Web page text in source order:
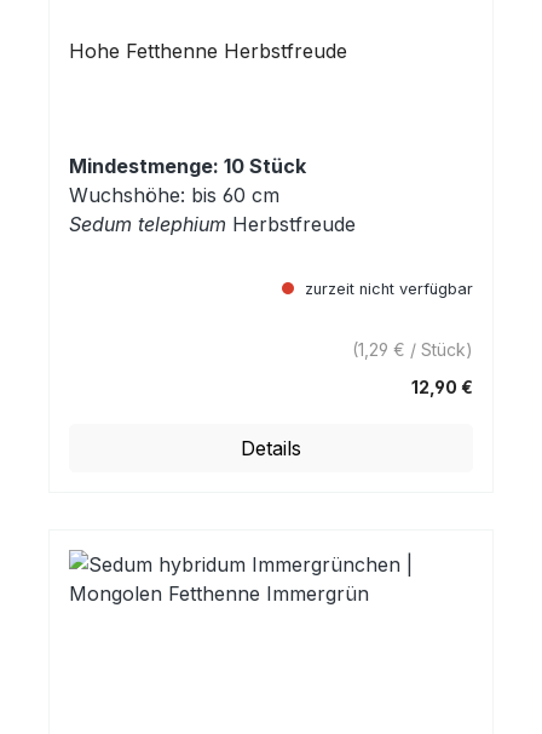
Hohe Fetthenne Herbstfreude
Mindestmenge: 10 Stück
Wuchshöhe: bis 60 cm
Sedum telephium Herbstfreude
zurzeit nicht verfügbar
(1,29 € / Stück)
12,90 €
Details